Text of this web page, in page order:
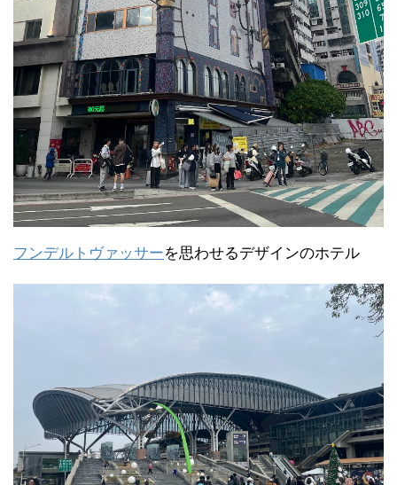
フンデルトヴァッサーを思わせるデザインのホテル